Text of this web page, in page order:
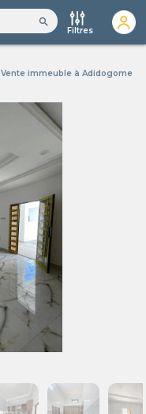
search
Filtres
Vente immeuble à Adidogome